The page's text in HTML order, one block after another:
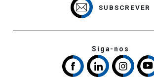
SUBSCREVER
Siga-nos